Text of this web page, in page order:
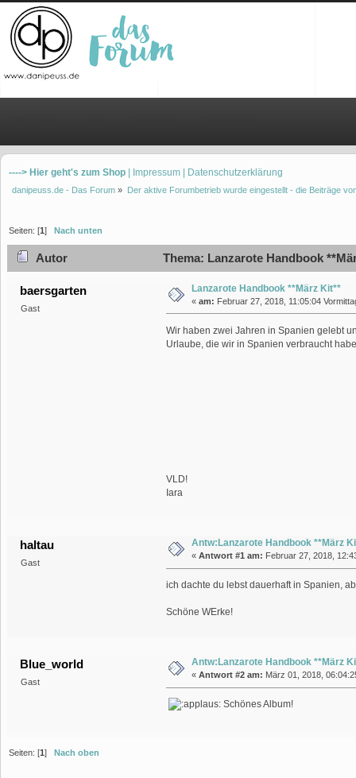
----> Hier geht's zum Shop | Impressum | Datenschutzerklärung
danipeuss.de - Das Forum » Der aktive Forumbetrieb wurde eingestellt - die Beiträge
Seiten: [1] Nach unten
Autor Thema: Lanzarote Handbook
baersgarten
Gast
Lanzarote Handbook **März Kit**
« am: Februar 27, 2018, 11:05:04
Wir haben zwei Jahren in Spanien gelebt
Urlaube, die wir in Spanien verbraucht
VLD!
Iara
haltau
Gast
Antw:Lanzarote Handbook **März
« Antwort #1 am: Februar 27, 2018,
ich dachte du lebst dauerhaft in Spanien,
Schöne WErke!
Blue_world
Gast
Antw:Lanzarote Handbook **März
« Antwort #2 am: März 01, 2018,
Schönes Album!
Seiten: [1] Nach oben